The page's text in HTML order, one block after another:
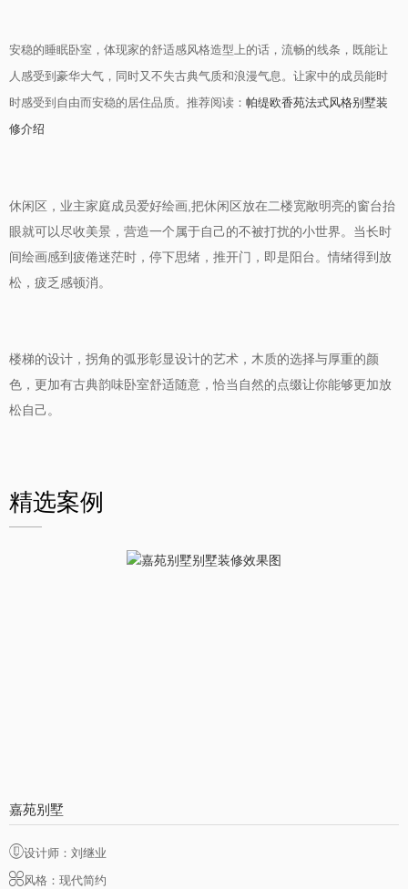
安稳的睡眠卧室，体现家的舒适感风格造型上的话，流畅的线条，既能让
人感受到豪华大气，同时又不失古典气质和浪漫气息。让家中的成员能时
时感受到自由而安稳的居住品质。推荐阅读： 帕缇欧香苑法式风格别墅装
修介绍
休闲区，业主家庭成员爱好绘画,把休闲区放在二楼宽敞明亮的窗台抬
眼就可以尽收美景，营造一个属于自己的不被打扰的小世界。当长时
间绘画感到疲倦迷茫时，停下思绪，推开门，即是阳台。情绪得到放
松，疲乏感顿消。
楼梯的设计，拐角的弧形彰显设计的艺术，木质的选择与厚重的颜
色，更加有古典韵味卧室舒适随意，恰当自然的点缀让你能够更加放
松自己。
精选案例
嘉苑别墅
设计师：刘继业
风格：现代简约